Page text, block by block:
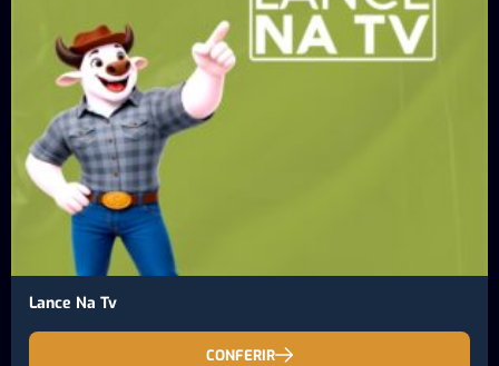
Lance Na Tv
CONFERIR